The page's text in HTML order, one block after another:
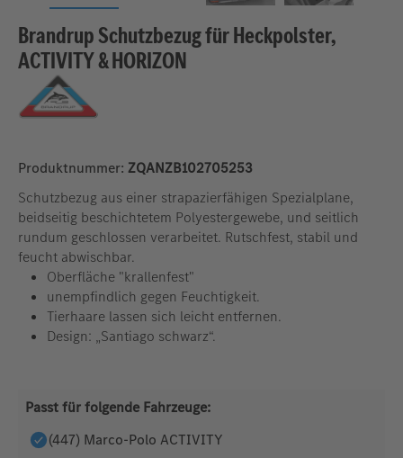
Brandrup Schutzbezug für Heckpolster,
ACTIVITY & HORIZON
Produktnummer: ZQANZB102705253
Schutzbezug aus einer strapazierfähigen Spezialplane,
beidseitig beschichtetem Polyestergewebe, und seitlich
rundum geschlossen verarbeitet. Rutschfest, stabil und
feucht abwischbar.
Oberfläche "krallenfest"
unempfindlich gegen Feuchtigkeit.
Tierhaare lassen sich leicht entfernen.
Design: „Santiago schwarz“.
Passt für folgende Fahrzeuge:
(447) Marco-Polo ACTIVITY